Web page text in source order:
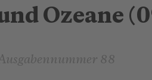
Ozeane
88